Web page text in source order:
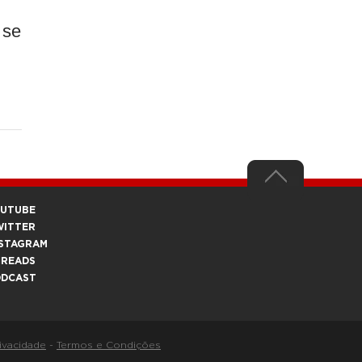
- Termos e Condições